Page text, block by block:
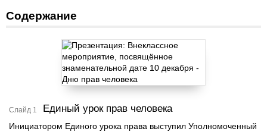
Содержание
Слайд 1 Единый урок прав человека
Инициатором Единого урока права выступил Уполномоченный